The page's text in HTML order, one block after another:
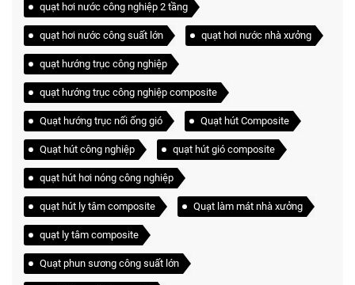
quạt hơi nước công nghiệp 2 tầng
quạt hơi nước công suất lớn quạt hơi nước nhà xưởng
quạt hướng trục công nghiệp
quạt hướng trục công nghiệp composite
Quạt hướng trục nối ống gió Quạt hút Composite
Quạt hút công nghiệp quạt hút gió composite
quạt hút hơi nóng công nghiệp
quạt hút ly tâm composite Quạt làm mát nhà xưởng
quạt ly tâm composite
Quạt phun sương công suất lớn